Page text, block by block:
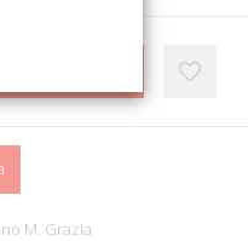
M. Grazia